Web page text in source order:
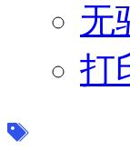
无
打